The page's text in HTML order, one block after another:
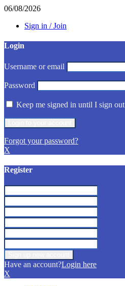
06/08/2026
Sign in / Join
Login
Username or email
Password
Keep me signed in until I sign out
Forgot your password?
X
Register
Have an account?Login here
X